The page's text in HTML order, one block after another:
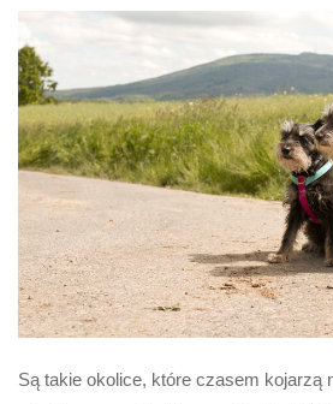
Są takie okolice, które czasem kojarzą